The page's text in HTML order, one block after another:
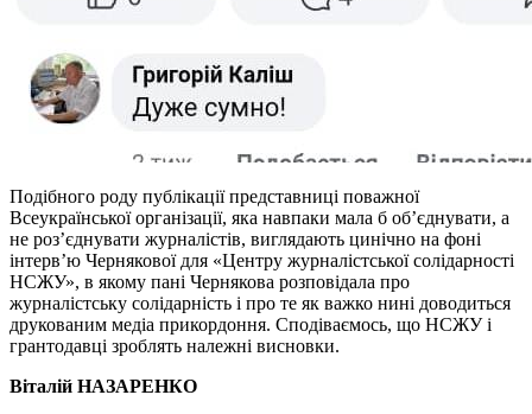
Подібного роду публікації представниці поважної
Всеукраїнської організації, яка навпаки мала б об’єднувати, а
не роз’єднувати журналістів, виглядають цинічно на фоні
інтерв’ю Чернякової для «Центру журналістської солідарності
НСЖУ», в якому пані Чернякова розповідала про
журналістську солідарність і про те як важко нині доводиться
друкованим медіа прикордоння. Сподіваємось, що НСЖУ і
грантодавці зроблять належні висновки.
Віталій НАЗАРЕНКО